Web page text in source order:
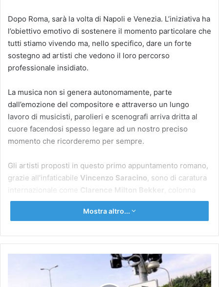
Dopo Roma, sarà la volta di Napoli e Venezia. L’iniziativa ha
l’obiettivo emotivo di sostenere il momento particolare che
tutti stiamo vivendo ma, nello specifico, dare un forte
sostegno ad artisti che vedono il loro percorso
professionale insidiato.
La musica non si genera autonomamente, parte
dall’emozione del compositore e attraverso un lungo
lavoro di musicisti, parolieri e scenografi arriva dritta al
cuore facendosi spesso legare ad un nostro preciso
momento che ricorderemo per sempre.
Gli artisti proposti in questo primo appuntamento romano,
grazie all’infaticabile Vincenzo Saracino , sono di caratura
internazionale come Clarence Milton Bekker , colonna
portante del progetto “Playing for change” (supergruppo
musicale formato essenzialmente da artisti di strada di
(Gaber, Morandi e Oxa),Marco Caudaial basso, (Irene
(Alex Britti, Cristicchi) e poi il violino diAlessandro Golini
(Massimo Ranieri e Giorgio Albertazzi),Francisco
Mostra altro...